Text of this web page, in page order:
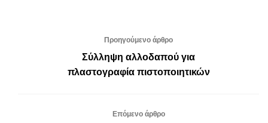
Προηγούμενο άρθρο
Σύλληψη αλλοδαπού για
πλαστογραφία πιστοποιητικών
Επόμενο άρθρο